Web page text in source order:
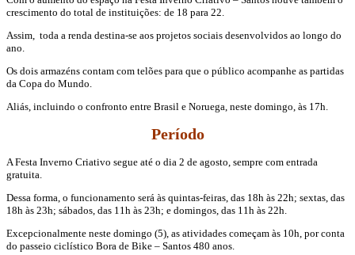
crescimento do total de instituições: de 18 para 22.
Assim, toda a renda destina-se aos projetos sociais desenvolvidos ao longo do
ano.
Os dois armazéns contam com telões para que o público acompanhe as partidas
da Copa do Mundo.
Aliás, incluindo o confronto entre Brasil e Noruega, neste domingo, às 17h.
Período
A Festa Inverno Criativo segue até o dia 2 de agosto, sempre com entrada
gratuita.
Dessa forma, o funcionamento será às quintas-feiras, das 18h às 22h; sextas, das
18h às 23h; sábados, das 11h às 23h; e domingos, das 11h às 22h.
Excepcionalmente neste domingo (5), as atividades começam às 10h, por conta
do passeio ciclístico Bora de Bike – Santos 480 anos.